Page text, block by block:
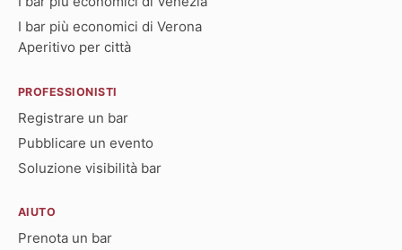
I bar più economici di Verona
Aperitivo per città
PROFESSIONISTI
Registrare un bar
Pubblicare un evento
Soluzione visibilità bar
AIUTO
Prenota un bar